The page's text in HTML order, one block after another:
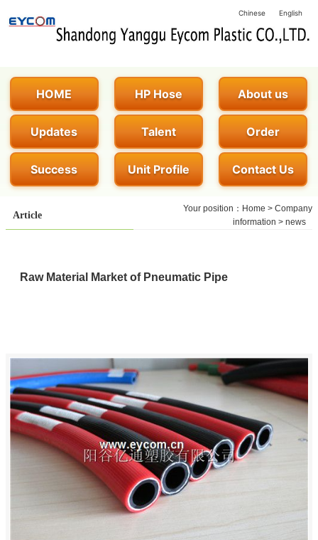
Chinese English
HOME HP Hose About us
Updates Talent Order
Success Unit Profile Contact Us
Article
Your position： Home > Company
information > news
Raw Material Market of Pneumatic Pipe